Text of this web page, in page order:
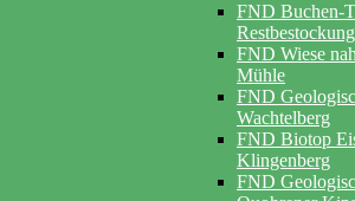
FND Buchen-
FND Wiese
Mühle
FND
Wachtelberg
FND Biotop
Klingenberg
FND